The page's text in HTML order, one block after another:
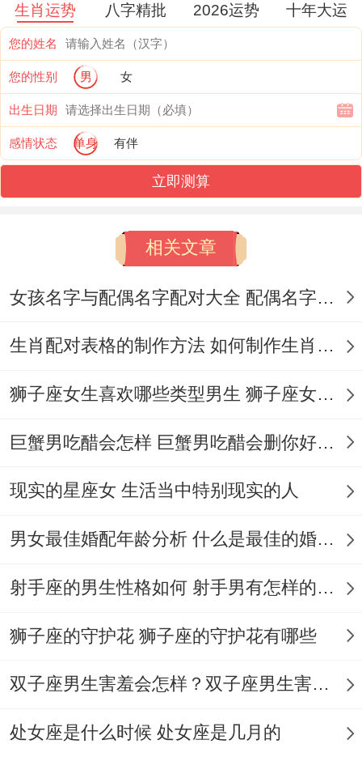
的兴趣远超常人说不定今天研究咖啡拉花,明
天就想学开飞机！
知识涉猎范围 -广度＞详细能聊量子物理也
能谈星座运势.
三分钟热度兴趣转移速度快，但总能记住关
键点...
信息收集习惯，手机收藏夹存着上百篇未
聊天风格喜欢抛出问题引发介绍！
社交能力：天生的沟通专家;双子男能再陌生
赶紧破冰方法，观察细节通过对方的穿着、
动作找切入点。
社交疲惫期、充电方式一下子消失一整天不
回复消息！
筛选机制长期朋友不超过10个...
智慧~能用比喻把麻烦问题简单化- 也会用反
生肖运势 八字精批 2026运势 十年大运
您的姓名
您的性别 男 女
出生日期
感情状态 单身 有伴
立即测算
相关文章
女孩名字与配偶名字配对大全 配偶名字配对女孩版
生肖配对表格的制作方法 如何制作生肖配对表格
狮子座女生喜欢哪些类型男生 狮子座女生喜欢哪种男生
巨蟹男吃醋会怎样 巨蟹男吃醋会删你好友吗
现实的星座女 生活当中特别现实的人
男女最佳婚配年龄分析 什么是最佳的婚配年龄吗
射手座的男生性格如何 射手男有怎样的性格
狮子座的守护花 狮子座的守护花有哪些
双子座男生害羞会怎样？双子座男生害羞的表现 双子座男生害羞会怎么样
处女座是什么时候 处女座是几月的